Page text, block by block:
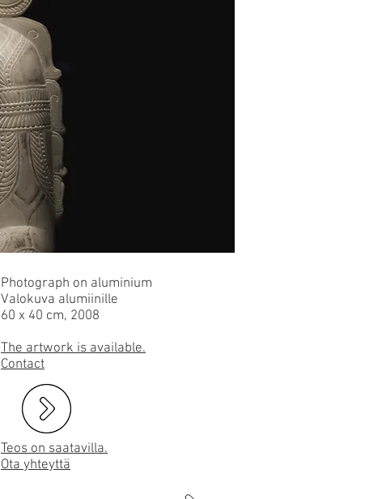
Photograph on aluminium
Valokuva alumiinille
60 x 40 cm, 2008
The artwork is available.
Contact
Teos on saatavilla.
Ota yhteyttä